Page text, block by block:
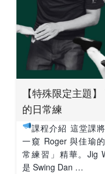
【特殊限定主題
的日常練
課程介紹 這堂課
一窺 Roger 與佳瑜
常練習」精華。Jig
是 Swing Dan …